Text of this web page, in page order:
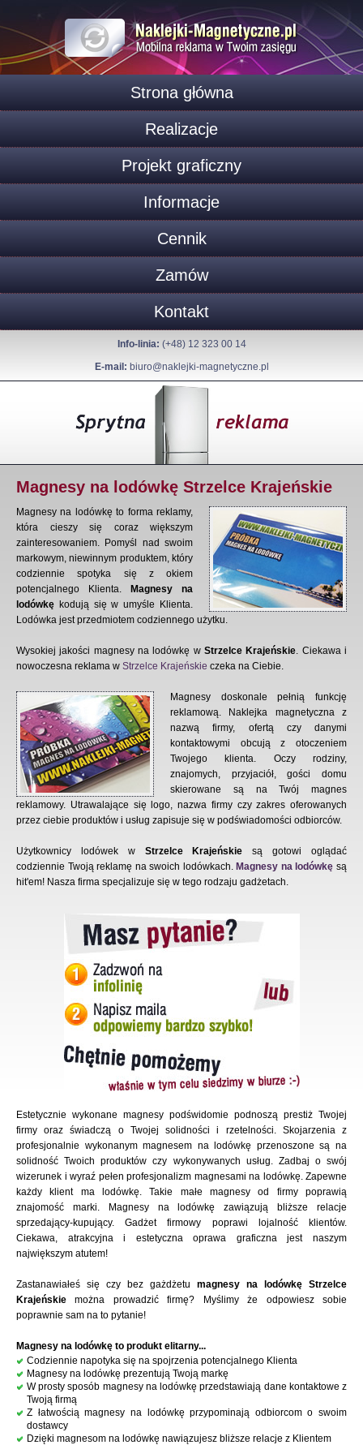
Strona główna
Realizacje
Projekt graficzny
Informacje
Cennik
Zamów
Kontakt
Info-linia: (+48) 12 323 00 14
E-mail: biuro@naklejki-magnetyczne.pl
Magnesy na lodówkę Strzelce Krajeńskie
Magnesy na lodówkę to forma reklamy,
która cieszy się coraz większym
zainteresowaniem. Pomyśl nad swoim
markowym, niewinnym produktem, który
codziennie spotyka się z okiem
potencjalnego Klienta. Magnesy na
lodówkę kodują się w umyśle Klienta.
Lodówka jest przedmiotem codziennego użytku.
Wysokiej jakości magnesy na lodówkę w Strzelce Krajeńskie. Ciekawa i
nowoczesna reklama w Strzelce Krajeńskie czeka na Ciebie.
Magnesy doskonale pełnią funkcję
reklamową. Naklejka magnetyczna z
nazwą firmy, ofertą czy danymi
kontaktowymi obcują z otoczeniem
Twojego klienta. Oczy rodziny,
znajomych, przyjaciół, gości domu
skierowane są na Twój magnes
reklamowy. Utrawalające się logo, nazwa firmy czy zakres oferowanych
przez ciebie produktów i usług zapisuje się w podświadomości odbiorców.
Użytkownicy lodówek w Strzelce Krajeńskie są gotowi oglądać
codziennie Twoją reklamę na swoich lodówkach.Magnesy na lodówkę są
hit'em! Nasza firma specjalizuje się w tego rodzaju gadżetach.
Estetycznie wykonane magnesy podświdomie podnoszą prestiż Twojej
firmy oraz świadczą o Twojej solidności i rzetelności. Skojarzenia z
profesjonalnie wykonanym magnesem na lodówkę przenoszone są na
solidność Twoich produktów czy wykonywanych usług. Zadbaj o swój
wizerunek i wyraź pełen profesjonalizm magnesami na lodówkę. Zapewne
każdy klient ma lodówkę. Takie małe magnesy od firmy poprawią
znajomość marki. Magnesy na lodówkę zawiązują bliższe relacje
sprzedający-kupujący. Gadżet firmowy poprawi lojalność klientów.
Ciekawa, atrakcyjna i estetyczna oprawa graficzna jest naszym
największym atutem!
Zastanawiałeś się czy bez gażdżetu magnesy na lodówkę Strzelce
Krajeńskie można prowadzić firmę? Myślimy że odpowiesz sobie
poprawnie sam na to pytanie!
Magnesy na lodówkę to produkt elitarny...
Codziennie napotyka się na spojrzenia potencjalnego Klienta
Magnesy na lodówkę prezentują Twoją markę
W prosty sposób magnesy na lodówkę przedstawiają dane kontaktowe z
Twoją firmą
Z łatwością magnesy na lodówkę przypominają odbiorcom o swoim
dostawcy
Dzięki magnesom na lodówkę nawiązujesz bliższe relacje z Klientem